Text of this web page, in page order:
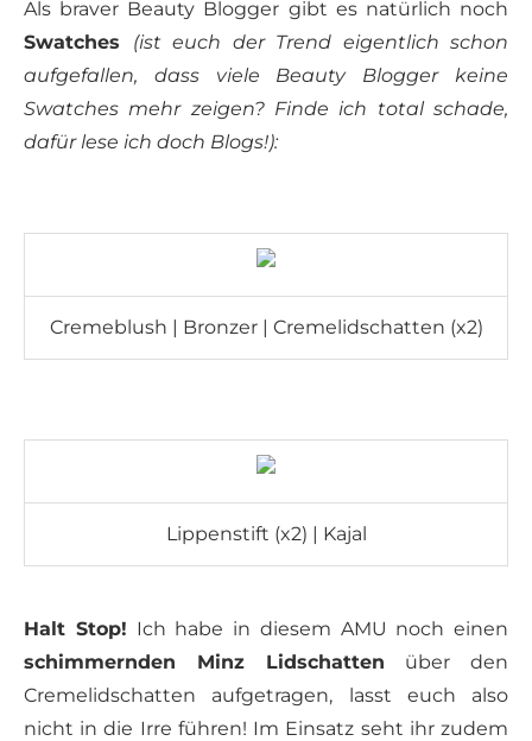
Als braver Beauty Blogger gibt es natürlich noch
Swatches
(ist euch der Trend eigentlich schon
aufgefallen, dass viele Beauty Blogger keine
Swatches mehr zeigen? Finde ich total schade,
dafür lese ich doch Blogs!):
Cremeblush | Bronzer | Cremelidschatten (x2)
Lippenstift (x2) | Kajal
Halt Stop! Ich habe in diesem AMU noch einen
schimmernden Minz Lidschatten über den
Cremelidschatten aufgetragen, lasst euch also
nicht in die Irre führen! Im Einsatz seht ihr zudem